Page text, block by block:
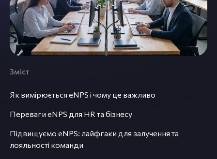
Зміст
Як вимірюється eNPS і чому це важливо
Переваги eNPS для HR та бізнесу
Підвищуємо eNPS: лайфгаки для залучення та
лояльності команди